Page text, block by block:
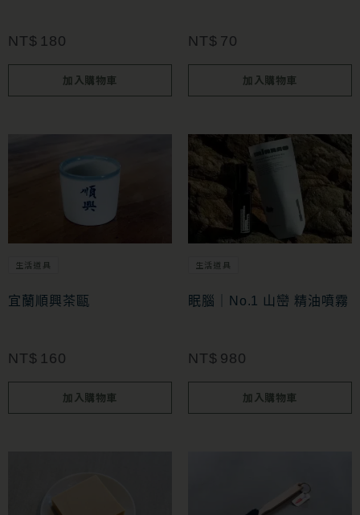
NT$ 180
加入購物車
NT$ 70
加入購物車
生活道具
宜蘭順興茶甌
NT$ 160
加入購物車
生活道具
眠腦｜No.1 山巒 精油噴霧
NT$ 980
加入購物車